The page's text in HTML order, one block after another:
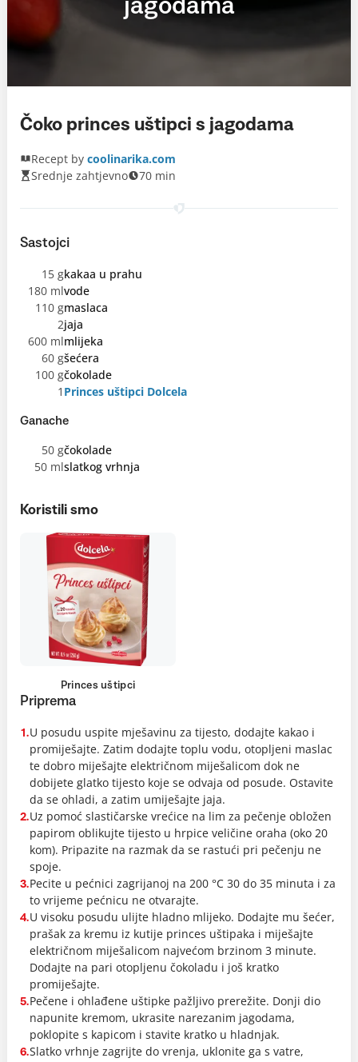
jagodama
Čoko princes uštipci s jagodama
Recept by coolinarika.com
Srednje zahtjevno
70 min
Sastojci
15 gkakaa u prahu
180 mlvode
110 gmaslaca
2jaja
600 mlmlijeka
60 gšećera
100 gčokolade
1 Princes uštipci Dolcela
Ganache
50 gčokolade
50 mlslatkog vrhnja
Koristili smo
Princes uštipci
Priprema
1.U posudu uspite mješavinu za tijesto, dodajte kakao i
promiješajte. Zatim dodajte toplu vodu, otopljeni maslac
te dobro miješajte električnom miješalicom dok ne
dobijete glatko tijesto koje se odvaja od posude. Ostavite
da se ohladi, a zatim umiješajte jaja.
2.Uz pomoć slastičarske vrećice na lim za pečenje obložen
papirom oblikujte tijesto u hrpice veličine oraha (oko 20
kom). Pripazite na razmak da se rastući pri pečenju ne
spoje.
3.Pecite u pećnici zagrijanoj na 200 °C 30 do 35 minuta i za
to vrijeme pećnicu ne otvarajte.
4.U visoku posudu ulijte hladno mlijeko. Dodajte mu šećer,
prašak za kremu iz kutije princes uštipaka i miješajte
električnom miješalicom najvećom brzinom 3 minute.
Dodajte na pari otopljenu čokoladu i još kratko
promiješajte.
5.Pečene i ohlađene uštipke pažljivo prerežite. Donji dio
napunite kremom, ukrasite narezanim jagodama,
poklopite s kapicom i stavite kratko u hladnjak.
6.Slatko vrhnje zagrijte do vrenja, uklonite ga s vatre,